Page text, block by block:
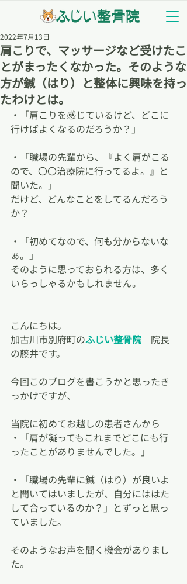
肩こりで、マッサージなど受けたこ
とがまったくなかった。そのような
方が鍼（はり）と整体に興味を持っ
たわけとは。
2022年7月13日
・「肩こりを感じているけど、どこに
行けばよくなるのだろうか？」
・「職場の先輩から、『よく肩がこる
ので、〇〇治療院に行ってるよ。』と
聞いた。」
だけど、どんなことをしてるんだろう
か？
・「初めてなので、何も分からないな
ぁ。」
そのように思っておられる方は、多く
いらっしゃるかもしれません。
こんにちは。
加古川市別府町のふじい整骨院 院長
の藤井です。
今回このブログを書こうかと思ったき
っかけですが、
当院に初めてお越しの患者さんから
・「肩が凝ってもこれまでどこにも行
ったことがありませんでした。」
・「職場の先輩に鍼（はり）が良いよ
と聞いてはいましたが、自分にははた
して合っているのか？」とずっと思っ
ていました。
そのようなお声を聞く機会がありまし
た。